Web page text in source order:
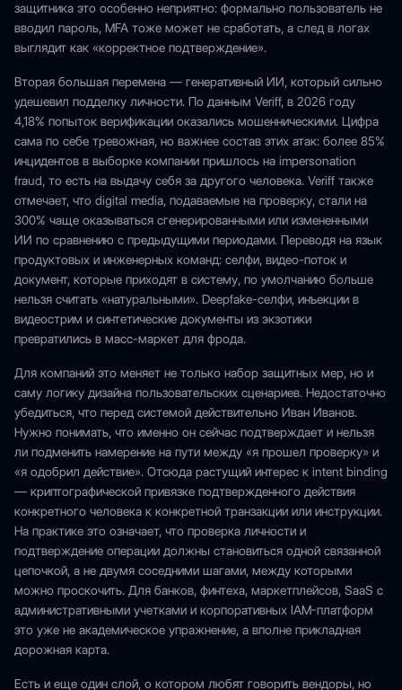
защитника это особенно неприятно: формально пользователь не
вводил пароль, MFA тоже может не сработать, а след в логах
выглядит как «корректное подтверждение».
Вторая большая перемена — генеративный ИИ, который сильно
удешевил подделку личности. По данным Veriff, в 2026 году
4,18% попыток верификации оказались мошенническими. Цифра
сама по себе тревожная, но важнее состав этих атак: более 85%
инцидентов в выборке компании пришлось на impersonation
fraud, то есть на выдачу себя за другого человека. Veriff также
отмечает, что digital media, подаваемые на проверку, стали на
300% чаще оказываться сгенерированными или измененными
ИИ по сравнению с предыдущими периодами. Переводя на язык
продуктовых и инженерных команд: селфи, видео-поток и
документ, которые приходят в систему, по умолчанию больше
нельзя считать «натуральными». Deepfake-селфи, инъекции в
видеострим и синтетические документы из экзотики
превратились в масс-маркет для фрода.
Для компаний это меняет не только набор защитных мер, но и
саму логику дизайна пользовательских сценариев. Недостаточно
убедиться, что перед системой действительно Иван Иванов.
Нужно понимать, что именно он сейчас подтверждает и нельзя
ли подменить намерение на пути между «я прошел проверку» и
«я одобрил действие». Отсюда растущий интерес к intent binding
— криптографической привязке подтвержденного действия
конкретного человека к конкретной транзакции или инструкции.
На практике это означает, что проверка личности и
подтверждение операции должны становиться одной связанной
цепочкой, а не двумя соседними шагами, между которыми
можно проскочить. Для банков, финтеха, маркетплейсов, SaaS с
административными учетками и корпоративных IAM-платформ
это уже не академическое упражнение, а вполне прикладная
дорожная карта.
Есть и еще один слой, о котором любят говорить вендоры, но